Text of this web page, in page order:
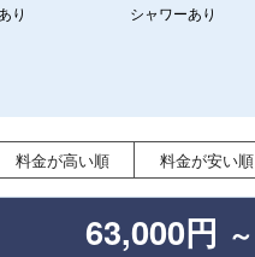
り シャワーあり
料金が高い順 料金が安い順
63,000円 ～